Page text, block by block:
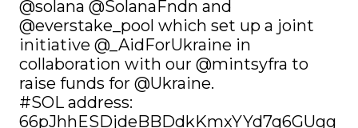
@solana @SolanaFndn
@everstake_pool which set up a joint
initiative @_AidForUkraine in
collaboration with our @mintsyfra to
raise funds for @Ukraine
#SOL address:
66pJhhESDjdeBBDdkKmxYYd7q6GUgg